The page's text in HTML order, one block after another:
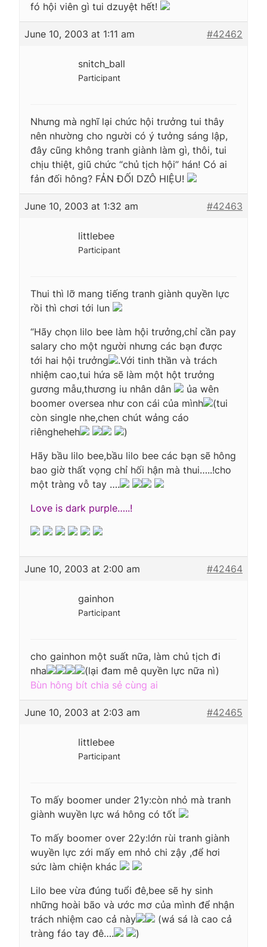
fó hội viên gì tui dzuyệt hết!
June 10, 2003 at 1:11 am #42462
snitch_ball
Participant
Nhưng mà nghĩ lại chức hội trưởng tui thây
nên nhường cho người có ý tưởng sáng lập,
đây cũng không tranh giành làm gì, thôi, tui
chịu thiệt, giũ chức “chủ tịch hội” hán! Có ai
fản đối hông? FẢN ĐỐI DZÔ HIỆU!
June 10, 2003 at 1:32 am #42463
littlebee
Participant
Thui thì lỡ mang tiếng tranh giành quyền lực
rồi thì chơi tới lun
“Hãy chọn lilo bee làm hội trưởng,chỉ cần pay
salary cho một người nhưng các bạn được
tới hai hội trưởng
.Với tinh thần và trách
nhiệm cao,tui hứa sẽ làm một hột trưởng
gương mẫu,thương iu nhân dân
ủa wên
boomer oversea như con cái của mình
(tui
còn single nhe,chen chút wảng cáo
riêngheheh
)
Hãy bầu lilo bee,bầu lilo bee các bạn sẽ hông
bao giờ thất vọng chỉ hối hận mà thui…..!cho
một tràng vỗ tay ….
Love is dark purple…..!
June 10, 2003 at 2:00 am #42464
gainhon
Participant
cho gainhon một suất nữa, làm chủ tịch đi
nha
(lại đam mê quyền lực nữa nì)
Bùn hông bít chia sẻ cùng ai
June 10, 2003 at 2:03 am #42465
littlebee
Participant
To mấy boomer under 21y:còn nhỏ mà tranh
giành wuyền lực wá hông có tốt
To mấy boomer over 22y:lớn rùi tranh giành
wuyền lực zới mấy em nhỏ chi zậy ,để hơi
sức làm chiện khác
Lilo bee vừa đúng tuổi đê,bee sẽ hy sinh
những hoài bão và ước mơ của mình để nhận
trách nhiệm cao cả này
(wá sá là cao cả
tràng fáo tay đê….
)